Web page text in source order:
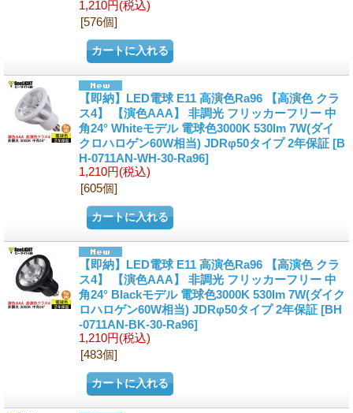
1,210円(税込)
[576個]
【即納】LED電球 E11 高演色Ra96 【高演色 クラ
ス4】 【演色AAA】 非調光 フリッカーフリー 中
角24° Whiteモデル 電球色3000K 530lm 7W(ダイ
クロハロゲン60W相当) JDRφ50タイプ 2年保証 [B
H-0711AN-WH-30-Ra96]
1,210円(税込)
[605個]
【即納】LED電球 E11 高演色Ra96 【高演色 クラ
ス4】 【演色AAA】 非調光 フリッカーフリー 中
角24° Blackモデル 電球色3000K 530lm 7W(ダイク
ロハロゲン60W相当) JDRφ50タイプ 2年保証 [BH
-0711AN-BK-30-Ra96]
1,210円(税込)
[483個]